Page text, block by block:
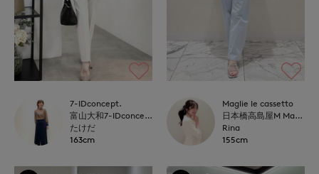
7-IDconcept.
富山大和7-IDconcept.
たけだ
163cm
Maglie le cassetto
日本橋高島屋M Maglie le cassetto
Rina
155cm